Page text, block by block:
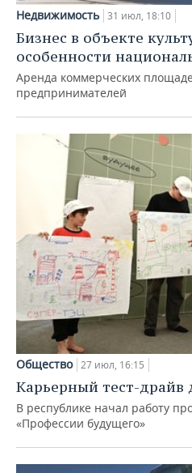
Недвижимость 31 июл, 18:10
Бизнес в объекте
особенности
Аренда коммерческих
предпринимателей
Общество 27 июл, 16:15
Карьерный тест-драйв
В республике начал работу
«Профессии будущего»